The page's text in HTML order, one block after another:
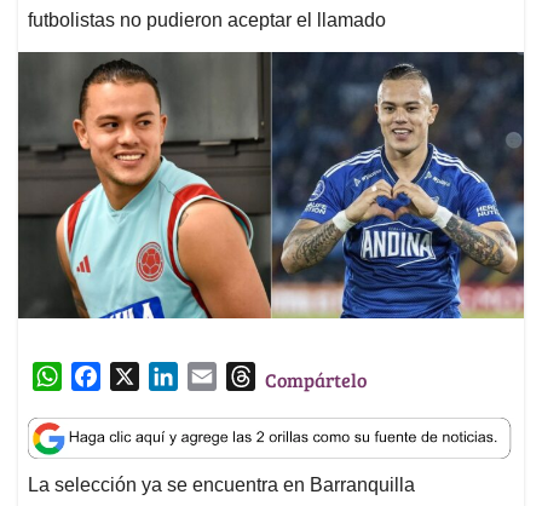
futbolistas no pudieron aceptar el llamado
W
a
t
s
c
e
b
n
k
e
a
i
l
T
r
e
a
Compártelo
La selección ya se encuentra en Barranquilla